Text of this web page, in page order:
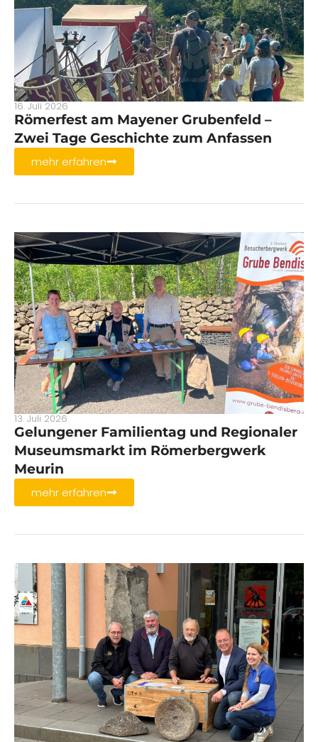
16. Juli 2026
Römerfest am Mayener Grubenfeld –
Zwei Tage Geschichte zum Anfassen
mehr erfahren
13. Juli 2026
Gelungener Familientag und Regionaler
Museumsmarkt im Römerbergwerk
Meurin
mehr erfahren